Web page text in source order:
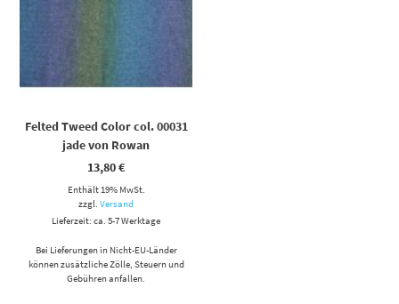
Felted Tweed Color col. 00031
jade von Rowan
13,80€
Enthält 19% MwSt.
zzgl.Versand
Lieferzeit: ca. 5-7 Werktage
Bei Lieferungen in Nicht-EU-Länder
können zusätzliche Zölle, Steuern und
Gebühren anfallen.